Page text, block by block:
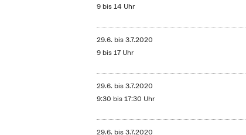
9 bis 14 Uhr
29.6. bis3.7.2020
9 bis 17 Uhr
29.6. bis3.7.2020
9:30 bis 17:30 Uhr
29.6. bis3.7.2020